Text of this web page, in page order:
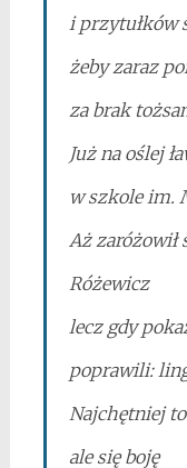
i przytułków
żeby zaraz
za brak
Już na oślej
w szkole im.
Aż zaróżowił
Różewicz
lecz gdy
poprawili:
Najchętniej
ale się boję